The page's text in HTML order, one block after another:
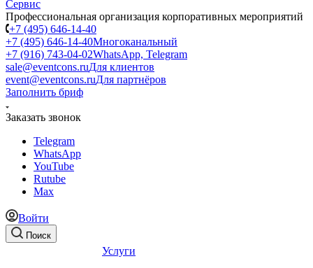
Профессиональная организация корпоративных мероприятий
+7 (495) 646-14-40
+7 (495) 646-14-40Многоканальный
+7 (916) 743-04-02WhatsApp, Telegram
sale@eventcons.ruДля клиентов
event@eventcons.ruДля партнёров
Заполнить бриф
Заказать звонок
Telegram
WhatsApp
YouTube
Rutube
Max
Войти
Поиск
Услуги